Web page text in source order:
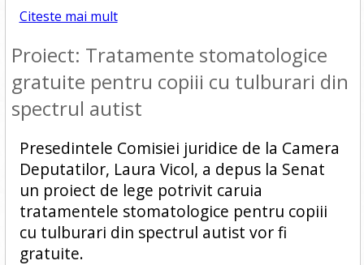
Citeste mai mult
Proiect: Tratamente stomatologice
gratuite pentru copiii cu tulburari din
spectrul autist
Presedintele Comisiei juridice de la Camera
Deputatilor, Laura Vicol, a depus la Senat
un proiect de lege potrivit caruia
tratamentele stomatologice pentru copiii
cu tulburari din spectrul autist vor fi
gratuite.